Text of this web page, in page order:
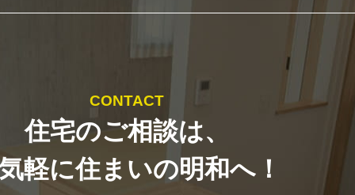
CONTACT
住宅のご相談は、
軽に住まいの明和へ！